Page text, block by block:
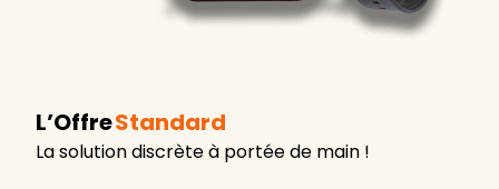
L’OffreStandard
La solution discrète à portée de main !